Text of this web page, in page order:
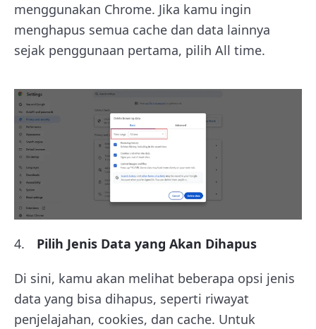
menggunakan Chrome. Jika kamu ingin
menghapus semua cache dan data lainnya
sejak penggunaan pertama, pilih All time.
Pilih Jenis Data yang Akan Dihapus
Di sini, kamu akan melihat beberapa opsi jenis
data yang bisa dihapus, seperti riwayat
penjelajahan, cookies, dan cache. Untuk